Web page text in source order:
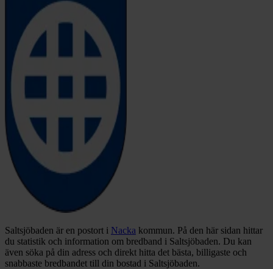
Saltsjöbaden är en postort i Nacka kommun. På den här sidan hittar
du statistik och information om bredband i Saltsjöbaden. Du kan
även söka på din adress och direkt hitta det bästa, billigaste och
snabbaste bredbandet till din bostad i Saltsjöbaden.